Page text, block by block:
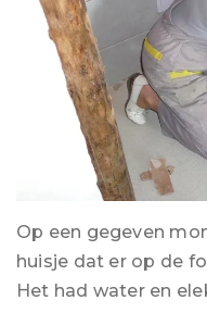
Op een gegeven
huisje dat er op de
Het had water en